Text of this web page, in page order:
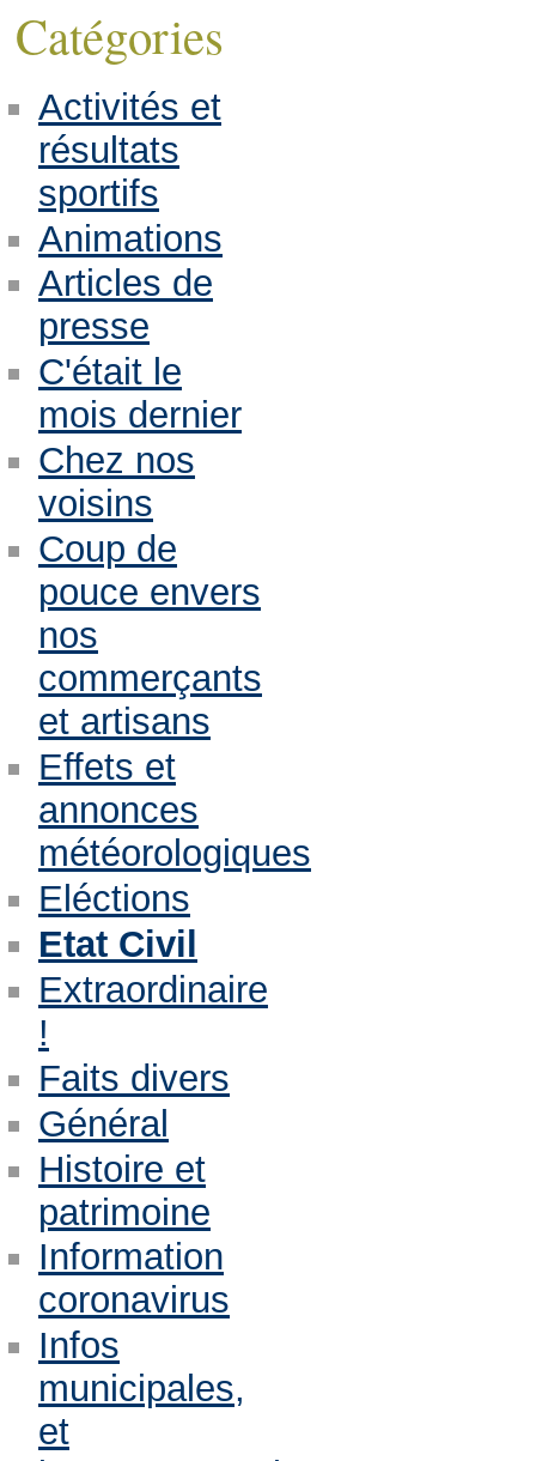
Catégories
Activités et
résultats
sportifs
Animations
Articles de
presse
C'était le
mois dernier
Chez nos
voisins
Coup de
pouce envers
nos
commerçants
et artisans
Effets et
annonces
météorologiques
Eléctions
Etat Civil
Extraordinaire
!
Faits divers
Général
Histoire et
patrimoine
Information
coronavirus
Infos
municipales,
et